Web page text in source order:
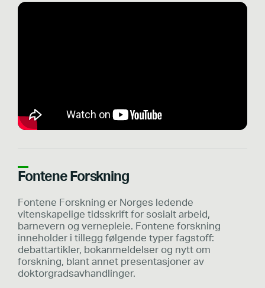
Fontene Forskning
Fontene Forskning er Norges ledende
vitenskapelige tidsskrift for sosialt arbeid,
barnevern og vernepleie. Fontene forskning
inneholder i tillegg følgende typer fagstoff:
debattartikler, bokanmeldelser og nytt om
forskning, blant annet presentasjoner av
doktorgradsavhandlinger.